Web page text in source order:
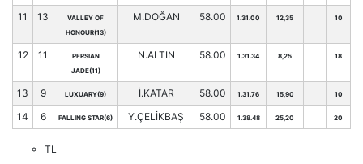
11 13
VALLEY OF
HONOUR(13)
M.DOĞAN 58.00 1.31.00 12,35 10
12 11
PERSIAN
JADE(11)
N.ALTIN 58.00 1.31.34 8,25 18
13 9 LUXUARY(9) İ.KATAR 58.00 1.31.76 15,90 10
14 6 FALLING STAR(6) Y.ÇELİKBAŞ 58.00 1.38.48 25,20 20
TL